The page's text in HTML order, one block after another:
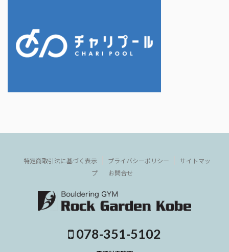
特定商取引法に基づく表示 プライバシーポリシー
サイトマッ
プ
お問合せ
078-351-5102